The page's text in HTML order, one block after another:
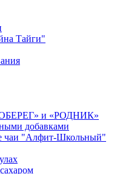
Тайги"
и «РОДНИК»
добавками
чаи "Алфит-Школьный"